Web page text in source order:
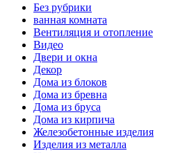
Без рубрики
ванная комната
Вентиляция и отопление
Видео
Двери и окна
Декор
Дома из блоков
Дома из бревна
Дома из бруса
Дома из кирпича
Железобетонные изделия
Изделия из металла